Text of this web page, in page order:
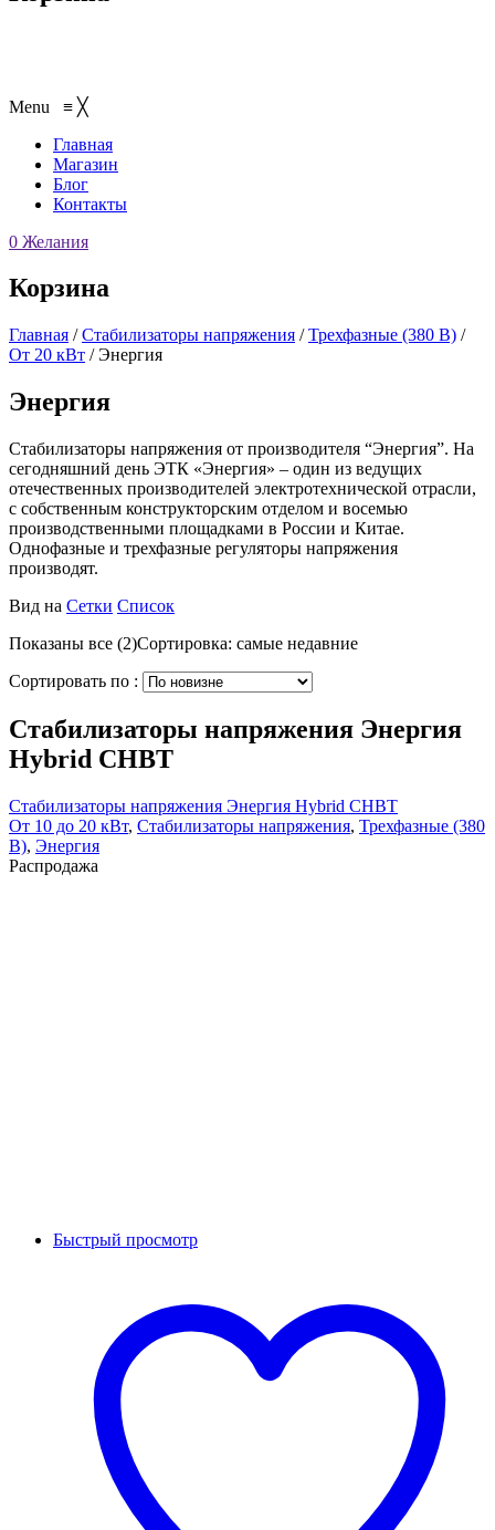
Menu ≡ ╳
Главная
Магазин
Блог
Контакты
0 Желания
Корзина
Главная / Стабилизаторы напряжения / Трехфазные (380 В) /
От 20 кВт /Энергия
Энергия
Стабилизаторы напряжения от производителя “Энергия”. На
сегодняшний день ЭТК «Энергия» – один из ведущих
отечественных производителей электротехнической отрасли,
с собственным конструкторским отделом и восемью
производственными площадками в России и Китае.
Однофазные и трехфазные регуляторы напряжения
производят.
Вид на Сетки Список
Показаны все (2)Сортировка: самые недавние
Сортировать по :
Стабилизаторы напряжения Энергия
Hybrid СНВТ
Стабилизаторы напряжения Энергия Hybrid СНВТ
От 10 до 20 кВт, Стабилизаторы напряжения, Трехфазные (380
В), Энергия
Распродажа
Быстрый просмотр